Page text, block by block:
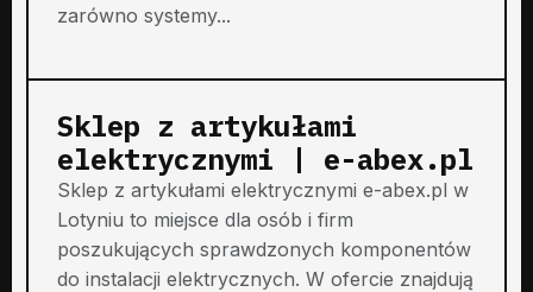
zarówno systemy...
Sklep z artykułami
elektrycznymi | e-abex.pl
Sklep z artykułami elektrycznymi e-abex.pl w
Lotyniu to miejsce dla osób i firm
poszukujących sprawdzonych komponentów
do instalacji elektrycznych. W ofercie znajdują